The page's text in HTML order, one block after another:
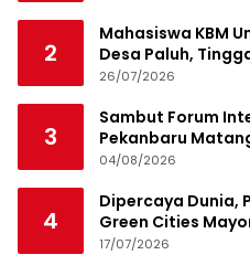
2
Mahasiswa KBM
Desa Paluh,
dan Aksi Sosial
26/07/2026
3
Sambut Forum
Pekanbaru
04/08/2026
4
Dipercaya Dunia,
Green Cities
17/07/2026